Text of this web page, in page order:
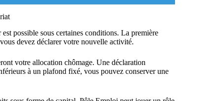
possible sous certaines conditions. La première
devez déclarer votre nouvelle activité.
votre allocation chômage. Une déclaration
à un plafond fixé, vous pouvez conserver une